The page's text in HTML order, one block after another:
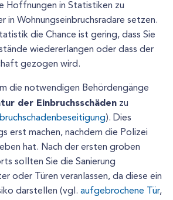
Hoffnungen in Statistiken zu
in Wohnungseinbruchsradare setzen.
die Chance ist gering, dass Sie
wiedererlangen oder dass der
gezogen wird.
die notwendigen Behördengänge
der Einbruchsschäden zu
). Dies
erst machen, nachdem die Polizei
hat. Nach der ersten groben
sollten Sie die Sanierung
oder Türen veranlassen, da diese ein
darstellen (vgl. aufgebrochene Tür,